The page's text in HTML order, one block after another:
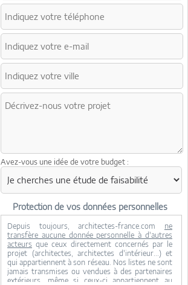
Avez-vous une idée de votre budget :
Protection de vos données personnelles
Depuis toujours, architectes-france.com ne
transfère aucune donnée personnelle à d'autres
acteurs que ceux directement concernés par le
projet (architectes, architectes d'intérieur...) et
qui appartiennent à son réseau. Nos listes ne sont
jamais transmises ou vendues à des partenaires
extérieurs, même si ceux-ci appartiennent au